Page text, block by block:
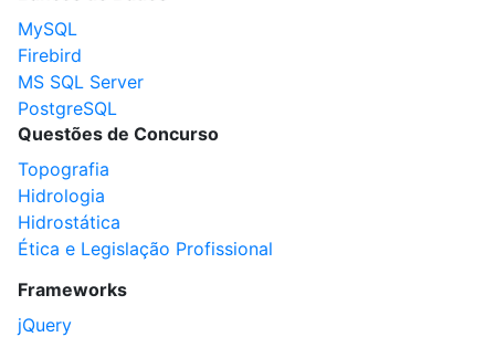
MySQL
Firebird
MS SQL Server
PostgreSQL
Questões de Concurso
Topografia
Hidrologia
Hidrostática
Ética e Legislação Profissional
Frameworks
jQuery